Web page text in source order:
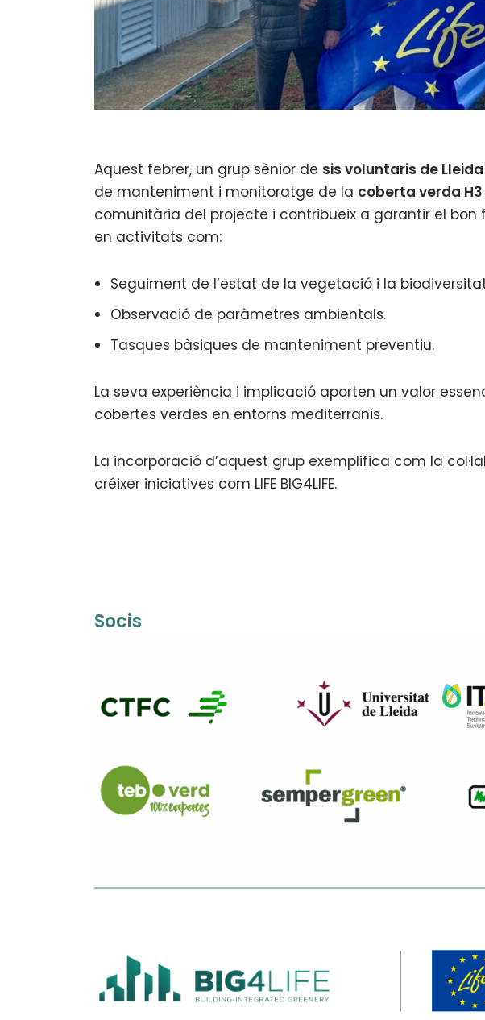
Aquest febrer, un grup sènior de sis voluntaris de Lleida
de manteniment i monitoratge de la coberta verda H3
comunitària del projecte i contribueix a garantir el bon
en activitats com:
Seguiment de l’estat de la vegetació i la
Observació de paràmetres ambientals.
Tasques bàsiques de manteniment preventiu.
La seva experiència i implicació aporten un valor
cobertes verdes en entorns mediterranis.
La incorporació d’aquest grup exemplifica com la
créixer iniciatives com LIFE BIG4LIFE.
Socis